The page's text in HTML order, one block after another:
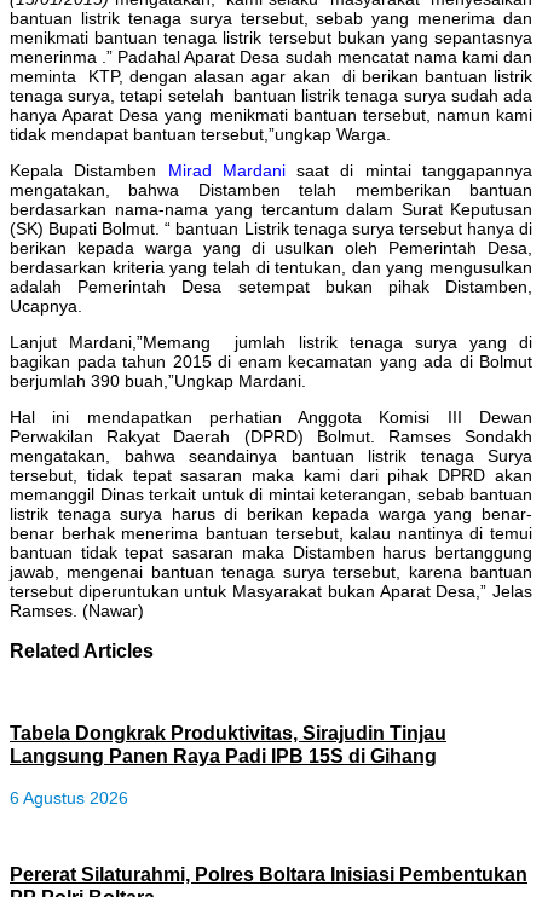
bantuan listrik tenaga surya tersebut, sebab yang menerima dan
menikmati bantuan tenaga listrik tersebut bukan yang sepantasnya
menerinma .” Padahal Aparat Desa sudah mencatat nama kami dan
meminta KTP, dengan alasan agar akan di berikan bantuan listrik
tenaga surya, tetapi setelah bantuan listrik tenaga surya sudah ada
hanya Aparat Desa yang menikmati bantuan tersebut, namun kami
tidak mendapat bantuan tersebut,”ungkap Warga.
Kepala Distamben Mirad Mardanisaat di mintai tanggapannya
mengatakan, bahwa Distamben telah memberikan bantuan
berdasarkan nama-nama yang tercantum dalam Surat Keputusan
(SK) Bupati Bolmut. “ bantuan Listrik tenaga surya tersebut hanya di
berikan kepada warga yang di usulkan oleh Pemerintah Desa,
berdasarkan kriteria yang telah di tentukan, dan yang mengusulkan
adalah Pemerintah Desa setempat bukan pihak Distamben,
Ucapnya.
Lanjut Mardani,”Memang jumlah listrik tenaga surya yang di
bagikan pada tahun 2015 di enam kecamatan yang ada di Bolmut
berjumlah 390 buah,”Ungkap Mardani.
Hal ini mendapatkan perhatian Anggota Komisi III Dewan
Perwakilan Rakyat Daerah (DPRD) Bolmut. Ramses Sondakh
mengatakan, bahwa seandainya bantuan listrik tenaga Surya
tersebut, tidak tepat sasaran maka kami dari pihak DPRD akan
memanggil Dinas terkait untuk di mintai keterangan, sebab bantuan
listrik tenaga surya harus di berikan kepada warga yang benar-
benar berhak menerima bantuan tersebut, kalau nantinya di temui
bantuan tidak tepat sasaran maka Distamben harus bertanggung
jawab, mengenai bantuan tenaga surya tersebut, karena bantuan
tersebut diperuntukan untuk Masyarakat bukan Aparat Desa,” Jelas
Ramses. (Nawar)
Related Articles
Tabela Dongkrak Produktivitas, Sirajudin Tinjau
Langsung Panen Raya Padi IPB 15S di Gihang
6 Agustus 2026
Pererat Silaturahmi, Polres Boltara Inisiasi Pembentukan